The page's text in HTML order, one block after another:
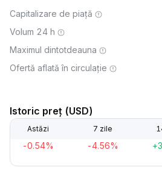
Capitalizare de piață
Volum 24 h
Maximul dintotdeauna
Ofertă aflată în circulație
Istoric preț (USD)
Astăzi 7 zile
-0.54% -4.56%